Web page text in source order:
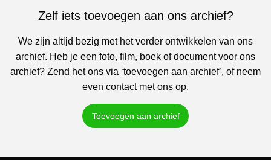
Zelf iets toevoegen aan ons archief?
We zijn altijd bezig met het verder ontwikkelen van ons
archief. Heb je een foto, film, boek of document voor ons
archief? Zend het ons via ‘toevoegen aan archief’, of neem
even contact met ons op.
Toevoegen aan archief